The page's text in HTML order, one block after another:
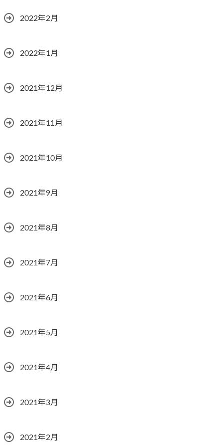
2022年2月
2022年1月
2021年12月
2021年11月
2021年10月
2021年9月
2021年8月
2021年7月
2021年6月
2021年5月
2021年4月
2021年3月
2021年2月